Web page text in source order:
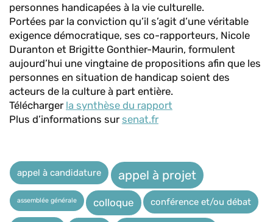
personnes handicapées à la vie culturelle.
Portées par la conviction qu’il s’agit d’une véritable
exigence démocratique, ses co-rapporteurs, Nicole
Duranton et Brigitte Gonthier-Maurin, formulent
aujourd’hui une vingtaine de propositions afin que les
personnes en situation de handicap soient des
acteurs de la culture à part entière.
Télécharger la synthèse du rapport
Plus d’informations sursenat.fr
appel à candidature appel à projet
assemblée générale colloque conférence et/ou débat